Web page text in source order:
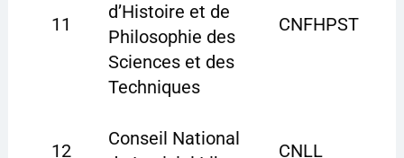
11
d’Histoire et de
Philosophie des
Sciences et des
Techniques
CNFHPST
12
Conseil National
CNLL